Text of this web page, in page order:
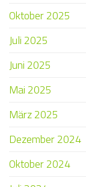
Oktober 2025
Juli 2025
Juni 2025
Mai 2025
März 2025
Dezember 2024
Oktober 2024